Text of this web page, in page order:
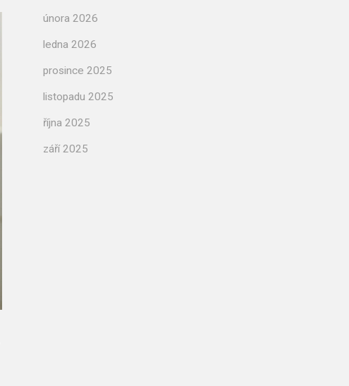
února 2026
ledna 2026
prosince 2025
listopadu 2025
října 2025
září 2025